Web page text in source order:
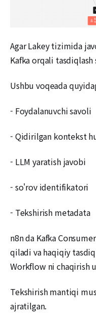
Agar Lakey tizimida
Kafka orqali
Ushbu voqeada
- Foydalanuvchi savoli
- Qidirilgan kontekst
- LLM yaratish javobi
- so'rov identifikatori
- Tekshirish metadata
n8n da Kafka
qiladi va haqiqiy
Workflow ni chaqirish
Tekshirish mantiqi
ajratilgan.